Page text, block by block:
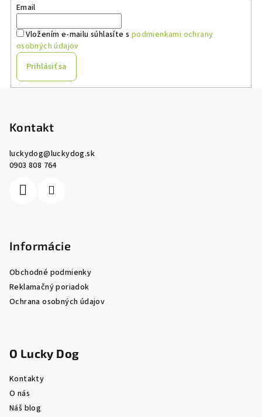
Email
Vložením e-mailu súhlasíte s podmienkami ochrany
osobných údajov
Prihlásiť sa
Kontakt
luckydog@luckydog.sk
0903 808 764
Informácie
Obchodné podmienky
Reklamačný poriadok
Ochrana osobných údajov
O Lucky Dog
Kontakty
O nás
Náš blog